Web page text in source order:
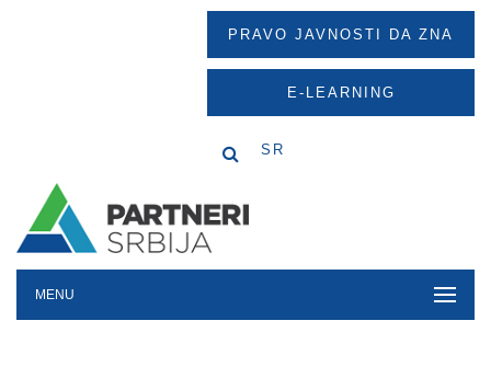
PRAVO JAVNOSTI DA ZNA
E-LEARNING
SR
MENU